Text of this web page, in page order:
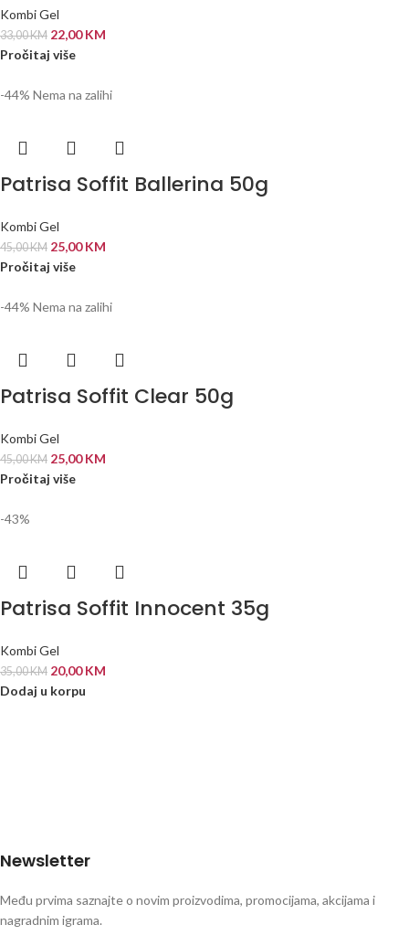
Kombi Gel
33,00KM 22,00KM
Pročitaj više
-44% Nema na zalihi
Patrisa Soffit Ballerina 50g
Kombi Gel
45,00KM 25,00KM
Pročitaj više
-44% Nema na zalihi
Patrisa Soffit Clear 50g
Kombi Gel
45,00KM 25,00KM
Pročitaj više
-43%
Patrisa Soffit Innocent 35g
Kombi Gel
35,00KM 20,00KM
Dodaj u korpu
Newsletter
Među prvima saznajte o novim proizvodima, promocijama, akcijama i
nagradnim igrama.